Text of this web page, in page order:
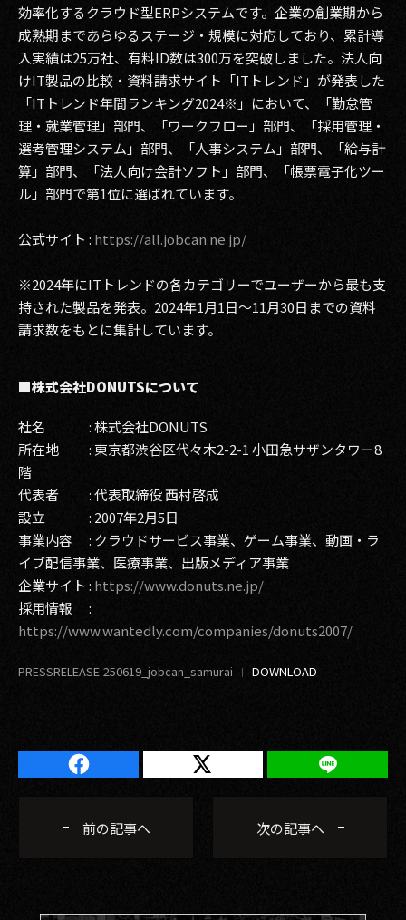
効率化するクラウド型ERPシステムです。企業の創業期から
成熟期まであらゆるステージ・規模に対応しており、累計導
入実績は25万社、有料ID数は300万を突破しました。法人向
けIT製品の比較・資料請求サイト「ITトレンド」が発表した
「ITトレンド年間ランキング2024※」において、「勤怠管
理・就業管理」部門、「ワークフロー」部門、「採用管理・
選考管理システム」部門、「人事システム」部門、「給与計
算」部門、「法人向け会計ソフト」部門、「帳票電子化ツー
ル」部門で第1位に選ばれています。
公式サイト : https://all.jobcan.ne.jp/
※2024年にITトレンドの各カテゴリーでユーザーから最も支
持された製品を発表。2024年1月1日～11月30日までの資料
請求数をもとに集計しています。
■株式会社DONUTSについて
社名 : 株式会社DONUTS
所在地 : 東京都渋谷区代々木2-2-1 小田急サザンタワー8
階
代表者 : 代表取締役 西村啓成
設立 : 2007年2月5日
事業内容 : クラウドサービス事業、ゲーム事業、動画・ラ
イブ配信事業、医療事業、出版メディア事業
企業サイト : https://www.donuts.ne.jp/
採用情報 :
https://www.wantedly.com/companies/donuts2007/
PRESSRELEASE-250619_jobcan_samurai
前の記事へ 次の記事へ